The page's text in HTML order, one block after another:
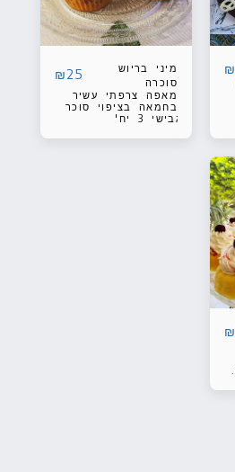
₪
מיני בריוש
סוכרה
₪25
מאפה צרפתי עשיר
בחמאה בציפוי סוכר
גבישי 3 יח'
₪